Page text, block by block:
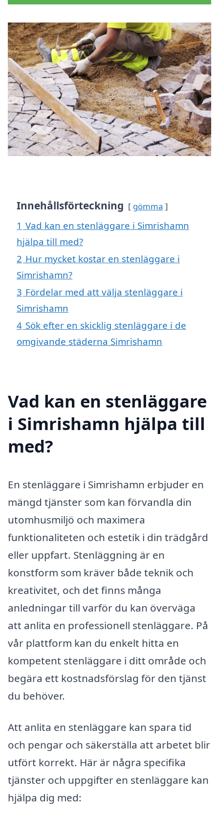
Innehållsförteckning gömma
1 Vad kan en stenläggare i Simrishamn
hjälpa till med?
2 Hur mycket kostar en stenläggare i
Simrishamn?
3 Fördelar med att välja stenläggare i
Simrishamn
4 Sök efter en skicklig stenläggare i de
omgivande städerna Simrishamn
Vad kan en stenläggare
i Simrishamn hjälpa till
med?
En stenläggare i Simrishamn erbjuder en
mängd tjänster som kan förvandla din
utomhusmiljö och maximera
funktionaliteten och estetik i din trädgård
eller uppfart. Stenläggning är en
konstform som kräver både teknik och
kreativitet, och det finns många
anledningar till varför du kan överväga
att anlita en professionell stenläggare. På
vår plattform kan du enkelt hitta en
kompetent stenläggare i ditt område och
begära ett kostnadsförslag för den tjänst
du behöver.
Att anlita en stenläggare kan spara tid
och pengar och säkerställa att arbetet blir
utfört korrekt. Här är några specifika
tjänster och uppgifter en stenläggare kan
hjälpa dig med: